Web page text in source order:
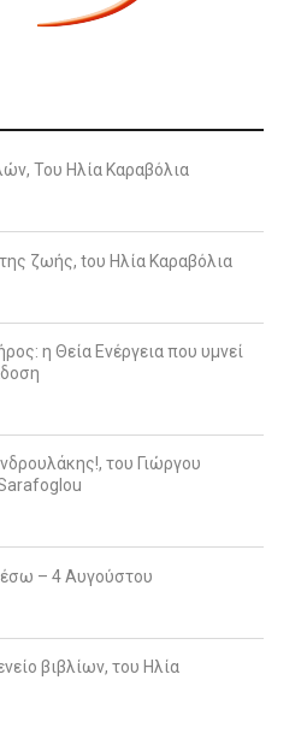
Του Ηλία Καραβόλια
ζωής, tου Ηλία Καραβόλια
η Θεία Ενέργεια που υμνεί
του Γιώργου
– 4 Αυγούστου
βιβλίων, του Ηλία